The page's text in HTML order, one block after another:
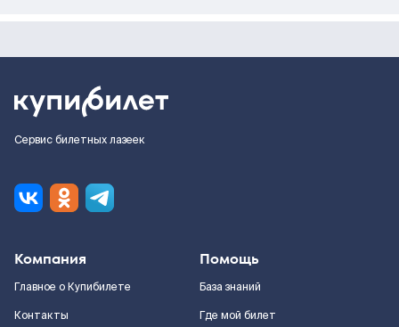
Сервис билетных лазеек
Компания
Главное о Купибилете
Контакты
Помощь
База знаний
Где мой билет